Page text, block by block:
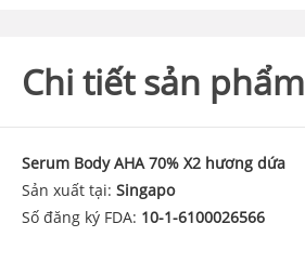
Chi tiết sản phẩm
Serum Body AHA 70% X2 hương dứa
Sản xuất tại: Singapo
Số đăng ký FDA: 10-1-6100026566